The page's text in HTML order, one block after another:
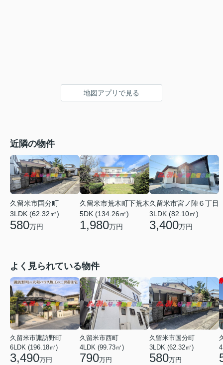
地図アプリで見る
近隣の物件
久留米市国分町
3LDK (62.32㎡)
580万円
久留米市荒木町下荒木
5DK (134.26㎡)
1,980万円
久留米市宮ノ陣６丁目
3LDK (82.10㎡)
3,400万円
よく見られている物件
久留米市諏訪野町
6LDK (196.18㎡)
3,490万円
久留米市西町
4LDK (99.73㎡)
790万円
久留米市国分町
3LDK (62.32㎡)
580万円